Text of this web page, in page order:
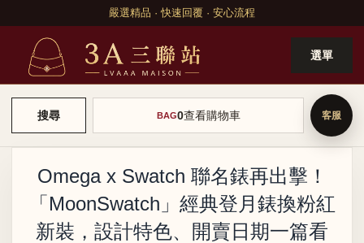
嚴選精品 · 快速回覆 · 安心流程
選單
搜尋 BAG0查看購物車
Omega x Swatch 聯名錶再出擊！
「MoonSwatch」經典登月錶換粉紅
新裝，設計特色、開賣日期一篇看